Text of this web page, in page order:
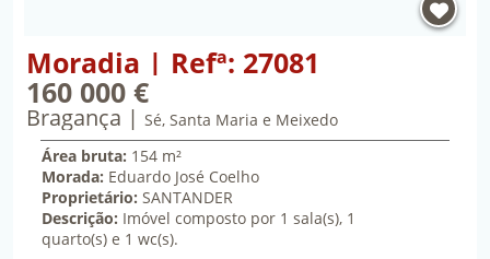
Propriedade Moradia | Refª: 27081 | Bragança,
Moradia | Refª: 27081
160 000 €
cento e sessenta mil euros
Bragança
Sé, Santa Maria e Meixedo
Área bruta: 154 m²
Morada: Eduardo José Coelho
Proprietário: SANTANDER
Descrição: Imóvel composto por 1 sala(s), 1
quarto(s) e 1 wc(s).